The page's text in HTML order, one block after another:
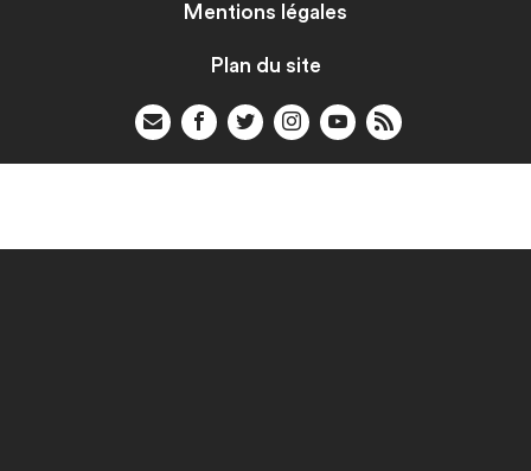
Mentions légales
Plan du site